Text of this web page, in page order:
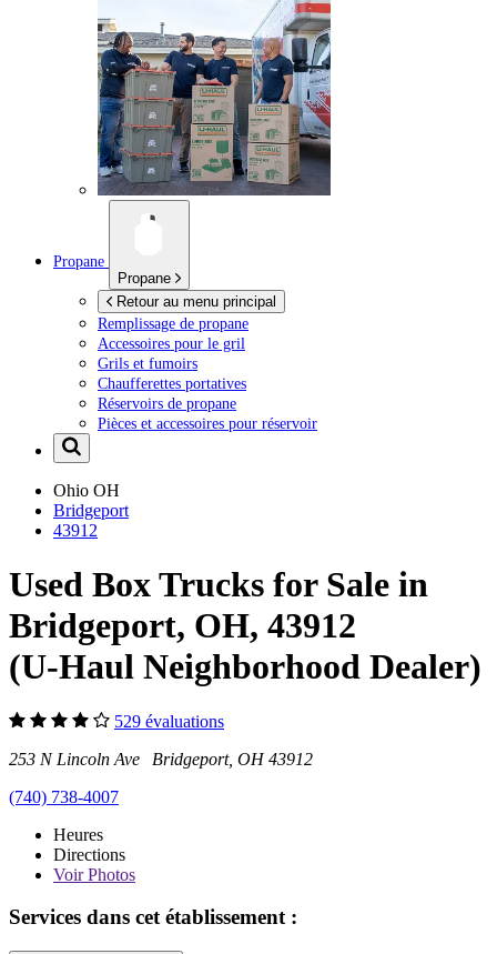
Propane
Propane
Retour au menu principal
Remplissage de propane
Accessoires pour le gril
Grils et fumoirs
Chaufferettes portatives
Réservoirs de propane
Pièces et accessoires pour réservoir
Ohio OH
Bridgeport
43912
Used Box Trucks for Sale in
Bridgeport, OH, 43912
(U-Haul Neighborhood Dealer)
529 évaluations
253 N Lincoln Ave Bridgeport, OH 43912
(740) 738-4007
Heures
Directions
VoirPhotos
Services dans cet établissement :